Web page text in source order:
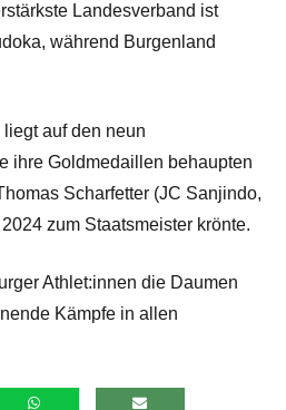
Landesverband ist
während Burgenland
auf den neun
ihre Goldmedaillen behaupten
Scharfetter (JC Sanjindo,
zum Staatsmeister krönte.
Athlet:innen die Daumen
Kämpfe in allen